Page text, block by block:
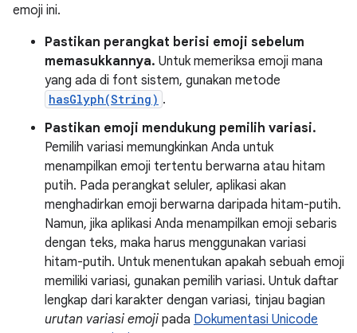
emoji ini.
Pastikan perangkat berisi emoji sebelum
memasukkannya. Untuk memeriksa emoji mana
yang ada di font sistem, gunakan metode
hasGlyph(String) .
Pastikan emoji mendukung pemilih variasi.
Pemilih variasi memungkinkan Anda untuk
menampilkan emoji tertentu berwarna atau hitam
putih. Pada perangkat seluler, aplikasi akan
menghadirkan emoji berwarna daripada hitam-putih.
Namun, jika aplikasi Anda menampilkan emoji sebaris
dengan teks, maka harus menggunakan variasi
hitam-putih. Untuk menentukan apakah sebuah emoji
memiliki variasi, gunakan pemilih variasi. Untuk daftar
lengkap dari karakter dengan variasi, tinjau bagian
urutan variasi emoji pada Dokumentasi Unicode